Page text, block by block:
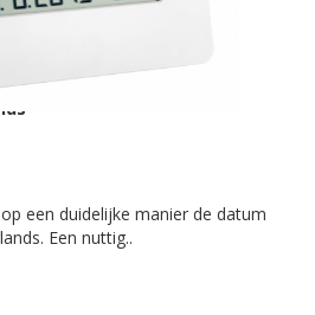
een duidelijke manier de datum
Een nuttig..